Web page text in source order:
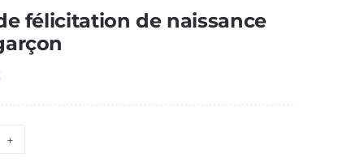
félicitation de naissance